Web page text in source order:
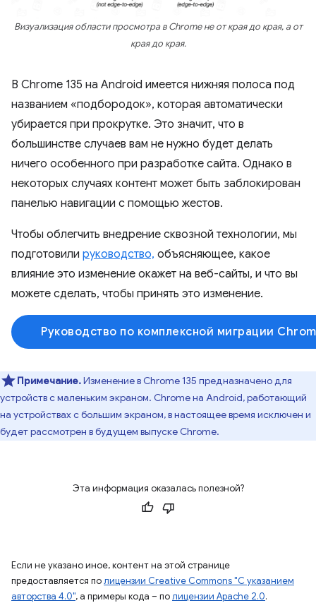
Визуализация области просмотра в Chrome не от края до края, а от
края до края.
В Chrome 135 на Android имеется нижняя полоса под
названием «подбородок», которая автоматически
убирается при прокрутке. Это значит, что в
большинстве случаев вам не нужно будет делать
ничего особенного при разработке сайта. Однако в
некоторых случаях контент может быть заблокирован
панелью навигации с помощью жестов.
Чтобы облегчить внедрение сквозной технологии, мы
подготовили руководство, объясняющее, какое
влияние это изменение окажет на веб-сайты, и что вы
можете сделать, чтобы принять это изменение.
Руководство по комплексной миграции
Примечание.Изменение в Chrome 135 предназначено для
устройств с маленьким экраном. Chrome на Android, работающий
на устройствах с большим экраном, в настоящее время исключен и
будет рассмотрен в будущем выпуске Chrome.
Эта информация оказалась полезной?
Если не указано иное, контент на этой странице
предоставляется полицензии Creative Commons "С указанием
авторства 4.0", а примеры кода – полицензии Apache 2.0.